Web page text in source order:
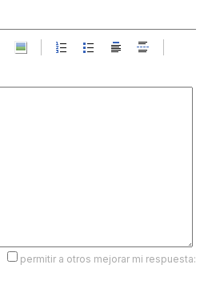
permitir a otros mejorar mi respuesta: